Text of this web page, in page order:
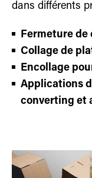
dans différents
Fermeture de
Collage de
Encollage
Applications
converting et